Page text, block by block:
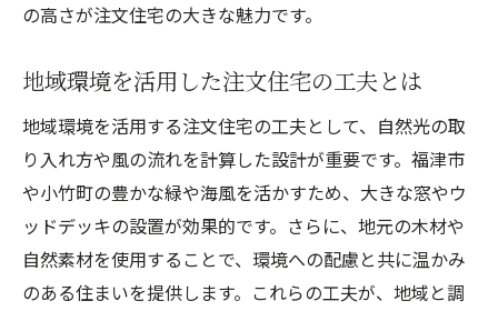
の高さが注文住宅の大きな魅力です。
地域環境を活用した注文住宅の工夫とは
地域環境を活用する注文住宅の工夫として、自然光の取
り入れ方や風の流れを計算した設計が重要です。福津市
や小竹町の豊かな緑や海風を活かすため、大きな窓やウ
ッドデッキの設置が効果的です。さらに、地元の木材や
自然素材を使用することで、環境への配慮と共に温かみ
のある住まいを提供します。これらの工夫が、地域と調